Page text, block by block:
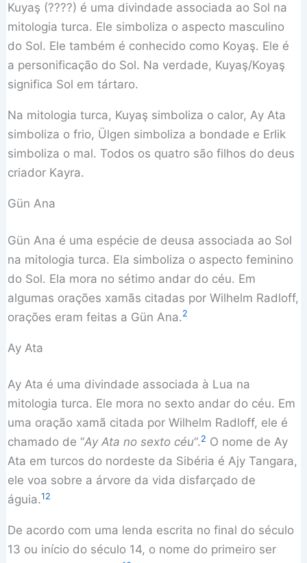
Kuyaş (????) é uma divindade associada ao Sol na
mitologia turca. Ele simboliza o aspecto masculino
do Sol. Ele também é conhecido como Koyaş. Ele é
a personificação do Sol. Na verdade, Kuyaş/Koyaş
significa Sol em tártaro.
Na mitologia turca, Kuyaş simboliza o calor, Ay Ata
simboliza o frio, Ülgen simboliza a bondade e Erlik
simboliza o mal. Todos os quatro são filhos do deus
criador Kayra.
Gün Ana
Gün Ana é uma espécie de deusa associada ao Sol
na mitologia turca. Ela simboliza o aspecto feminino
do Sol. Ela mora no sétimo andar do céu. Em
algumas orações xamãs citadas por Wilhelm Radloff,
orações eram feitas a Gün Ana.2
Ay Ata
Ay Ata é uma divindade associada à Lua na
mitologia turca. Ele mora no sexto andar do céu. Em
uma oração xamã citada por Wilhelm Radloff, ele é
chamado de “Ay Ata no sexto céu“.2 O nome de Ay
Ata em turcos do nordeste da Sibéria é Ajy Tangara,
ele voa sobre a árvore da vida disfarçado de
águia.12
De acordo com uma lenda escrita no final do século
13 ou início do século 14, o nome do primeiro ser